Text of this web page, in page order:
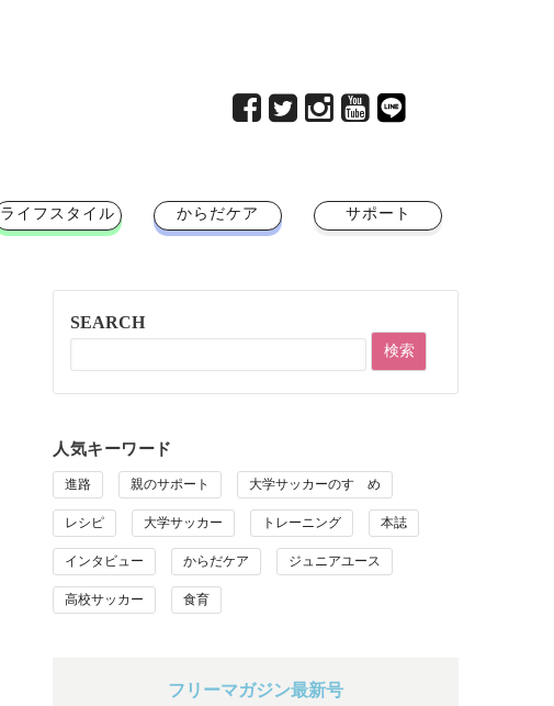
ライフスタイル からだケア サポート
SEARCH
人気キーワード
進路 親のサポート 大学サッカーのすゝめ
レシピ 大学サッカー トレーニング 本誌
インタビュー からだケア ジュニアユース
高校サッカー 食育
フリーマガジン最新号